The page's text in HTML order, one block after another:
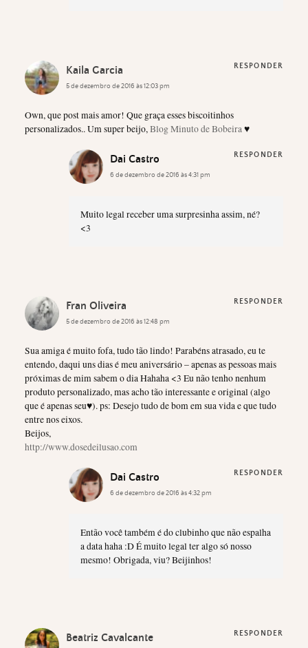
Kaila Garcia
5 de dezembro de 2016 às 12:03 pm
Own, que post mais amor! Que graça esses biscoitinhos
personalizados.. Um super beijo,Blog Minuto de Bobeira♥
RESPONDER
Dai Castro
6 de dezembro de 2016 às 4:31 pm
Muito legal receber uma surpresinha assim, né?
<3
RESPONDER
Fran Oliveira
5 de dezembro de 2016 às 12:48 pm
Sua amiga é muito fofa, tudo tão lindo! Parabéns atrasado, eu te
entendo, daqui uns dias é meu aniversário – apenas as pessoas mais
próximas de mim sabem o dia Hahaha <3 Eu não tenho nenhum
produto personalizado, mas acho tão interessante e original (algo
que é apenas seu♥). ps: Desejo tudo de bom em sua vida e que tudo
entre nos eixos.
Beijos,
http://www.dosedeilusao.com
RESPONDER
Dai Castro
6 de dezembro de 2016 às 4:32 pm
Então você também é do clubinho que não espalha
a data haha :D É muito legal ter algo só nosso
mesmo! Obrigada, viu? Beijinhos!
RESPONDER
Beatriz Cavalcante RESPONDER